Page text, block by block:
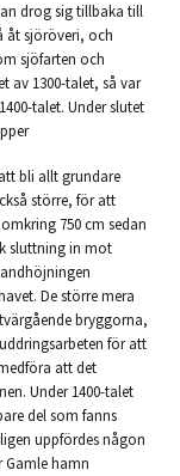
drog sig tillbaka till
åt sjöröveri, och
sjöfarten och
av 1300-talet, så var
talet. Under slutet
bli allt grundare
större, för att
750 cm sedan
sluttning in mot
De större mera
bryggorna,
för att
att det
Under 1400-talet
del som fanns
uppfördes någon
hamn